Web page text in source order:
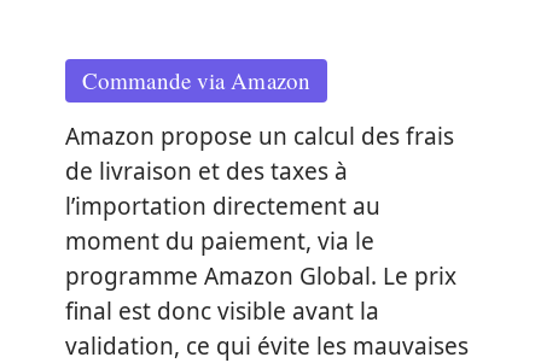
Commande via Amazon
Amazon propose un calcul des frais
de livraison et des taxes à
l’importation directement au
moment du paiement, via le
programme Amazon Global. Le prix
final est donc visible avant la
validation, ce qui évite les mauvaises